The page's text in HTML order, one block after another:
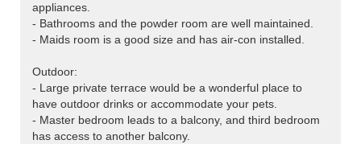
appliances.
- Bathrooms and the powder room are well maintained.
- Maids room is a good size and has air-con installed.
Outdoor:
- Large private terrace would be a wonderful place to
have outdoor drinks or accommodate your pets.
- Master bedroom leads to a balcony, and third bedroom
has access to another balcony.